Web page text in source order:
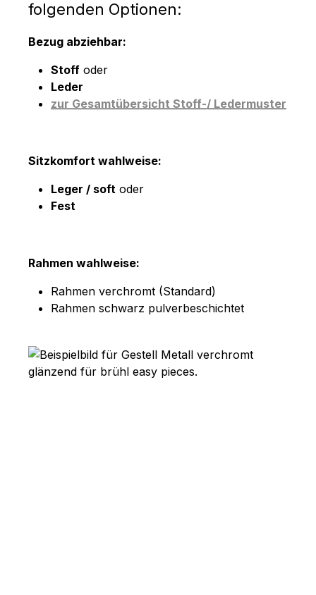
folgenden Optionen:
Bezug abziehbar:
Stoff oder
Leder
zur Gesamtübersicht Stoff-/ Ledermuster
Sitzkomfort wahlweise:
Leger / soft oder
Fest
Rahmen wahlweise:
Rahmen verchromt (Standard)
Rahmen schwarz pulverbeschichtet